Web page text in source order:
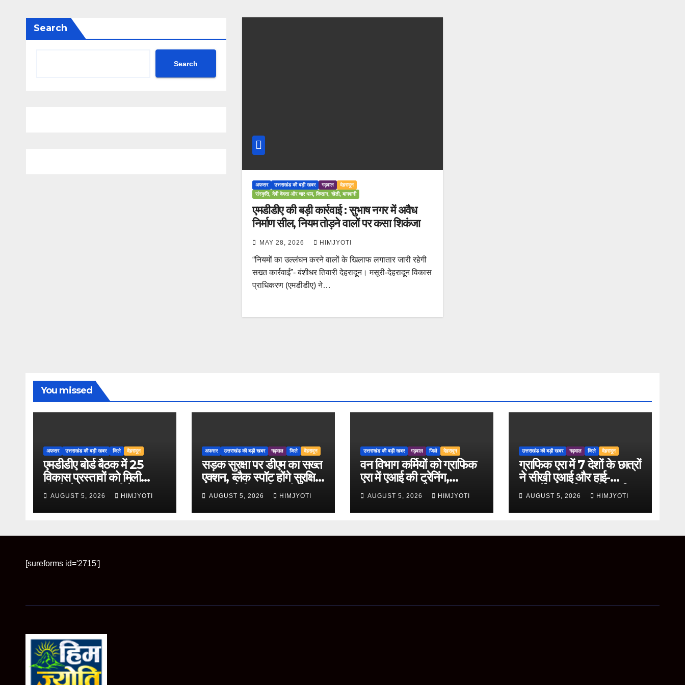
Search
Search
अफसर उत्तराखंड की बड़ी खबर गढ़वाल
देहरादून
संस्कृति, देवी देवता और चार धाम, किसान, खेती, बागवानी
एमडीडीए की बड़ी कार्रवाई : सुभाष नगर में अवैध
निर्माण सील, नियम तोड़ने वालों पर कसा शिकंजा
MAY 28, 2026 HIMJYOTI
“नियमों का उल्लंघन करने वालों के खिलाफ लगातार जारी रहेगी
सख्त कार्रवाई”- बंशीधर तिवारी देहरादून। मसूरी-देहरादून विकास
प्राधिकरण (एमडीडीए) ने…
You missed
अफसर उत्तराखंड की बड़ी खबर जिले देहरादून
एमडीडीए बोर्ड बैठक में 25
विकास प्रस्तावों को मिली
मंजूरी, देहरादून-मसूरी के
नियोजित विकास को मिलेगी
रफ्तार
AUGUST 5, 2026 HIMJYOTI
अफसर उत्तराखंड की बड़ी खबर गढ़वाल जिले देहरादून
सड़क सुरक्षा पर डीएम का सख्त
एक्शन, ब्लैक स्पॉट होंगे सुरक्षित,
हर माह होगी प्रगति समीक्षा
AUGUST 5, 2026 HIMJYOTI
उत्तराखंड की बड़ी खबर गढ़वाल जिले देहरादून
वन विभाग कर्मियों को ग्राफिक
एरा में एआई की ट्रेनिंग,
ChatGPT और Gemini
के व्यावहारिक उपयोग पर
फोकस
AUGUST 5, 2026 HIMJYOTI
उत्तराखंड की बड़ी खबर गढ़वाल जिले देहरादून
ग्राफिक एरा में 7 देशों के छात्रों
ने सीखी एआई और हाई-
परफॉर्मेंस कंप्यूटिंग की आधुनिक
तकनीकें
AUGUST 5, 2026 HIMJYOTI
[sureforms id='2715']